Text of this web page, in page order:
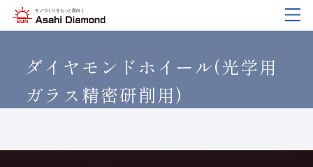
企業情報
旭ダイヤについて
製品紹介
業種から探す
技術情報
ダイヤモンド工具・CBN工具の基礎知識
研究開発
研究開発について
サステナビリティ
サステナビリティポリシー
IR情報
IR資料室
ダイヤモンドホイール(光学用
ガラス精密研削用)